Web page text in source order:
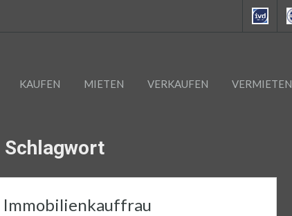
KAUFEN MIETEN VERKAUFEN VERMIETEN
Immobilienkauffrau